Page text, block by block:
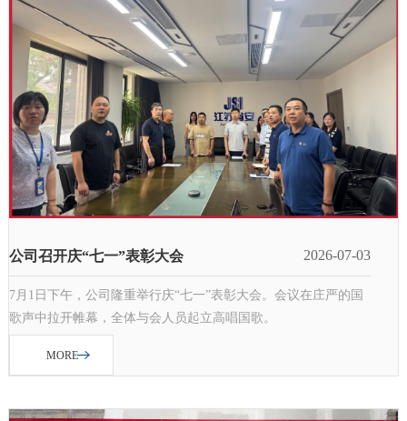
2026-07-03
公司召开庆“七一”表彰大会
7月1日下午，公司隆重举行庆“七一”表彰大会。会议在庄严的国
歌声中拉开帷幕，全体与会人员起立高唱国歌。
MORE